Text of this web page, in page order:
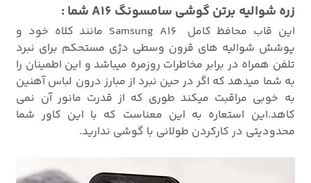
زره شوالیه برتن گوشی سامسونگ A16 شما :
این قاب محافظ کامل Samsung A16 مانند کلاه خود و
پوشش شوالیه های قرون وسطی دژی مستحکم برای نبرد
تلفن همراه در برابر مخاطرات روزمره میباشد و این اطمینان را
به شما میدهد که اگر در حین نبرد از مبارز درون لباس آهنین
به خوبی مراقبت میکند طوری که از قدرت مانور آن نمی
کاهد.این استعاره به این معناست که با این کاور شما
محدودیتی در کارکردن طولانی با گوشی ندارید.